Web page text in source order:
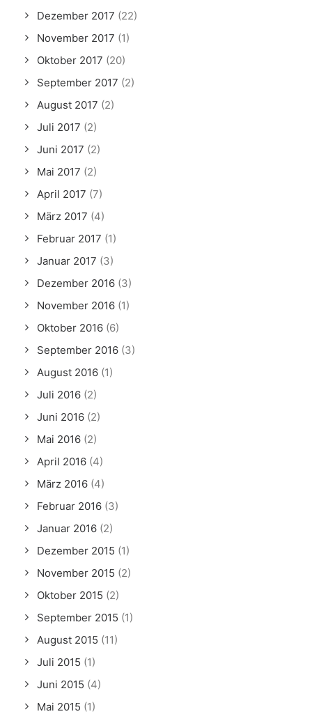
Dezember 2017 (22)
November 2017 (1)
Oktober 2017 (20)
September 2017 (2)
August 2017 (2)
Juli 2017 (2)
Juni 2017 (2)
Mai 2017 (2)
April 2017 (7)
März 2017 (4)
Februar 2017 (1)
Januar 2017 (3)
Dezember 2016 (3)
November 2016 (1)
Oktober 2016 (6)
September 2016 (3)
August 2016 (1)
Juli 2016 (2)
Juni 2016 (2)
Mai 2016 (2)
April 2016 (4)
März 2016 (4)
Februar 2016 (3)
Januar 2016 (2)
Dezember 2015 (1)
November 2015 (2)
Oktober 2015 (2)
September 2015 (1)
August 2015 (11)
Juli 2015 (1)
Juni 2015 (4)
Mai 2015 (1)